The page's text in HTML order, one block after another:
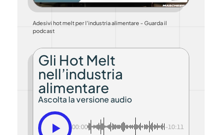
Adesivi hot melt per l'industria alimentare - Guarda il
podcast
Gli Hot Melt
nell’industria
alimentare
Ascolta la versione audio
00:00 -10:11